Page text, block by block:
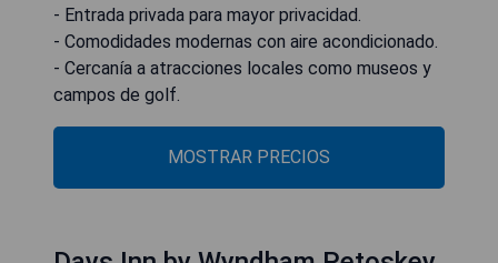
- Entrada privada para mayor privacidad.
- Comodidades modernas con aire acondicionado.
- Cercanía a atracciones locales como museos y
campos de golf.
MOSTRAR PRECIOS